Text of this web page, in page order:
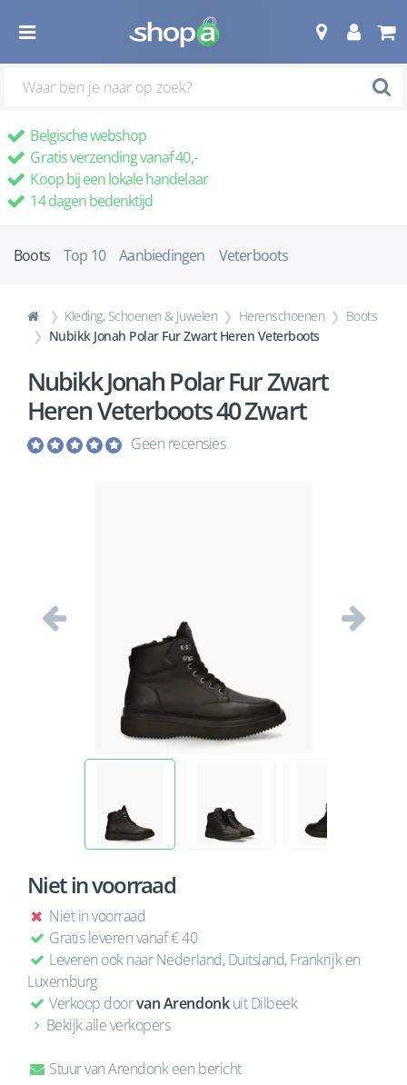
Belgische webshop
Gratis verzending vanaf 40,-
Koop bij een lokale handelaar
14 dagen bedenktijd
Boots Top 10 Aanbiedingen Veterboots
Kleding, Schoenen & Juwelen Herenschoenen
Boots
Nubikk Jonah Polar Fur Zwart Heren Veterboots
Nubikk Jonah Polar Fur Zwart
Heren Veterboots 40 Zwart
Geen recensies
Vorige
Niet in voorraad
Niet in voorraad
Gratis leveren vanaf € 40
Leveren ook naar Nederland, Duitsland, Frankrijk en
Luxemburg
Verkoop doorvan Arendonkuit Dilbeek
Bekijk alle verkopers
Stuur van Arendonk een bericht